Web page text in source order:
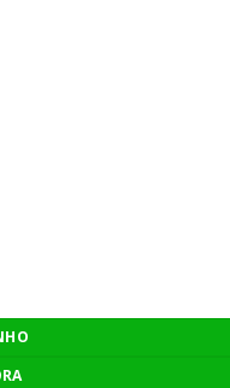
15 BLITZ SBR